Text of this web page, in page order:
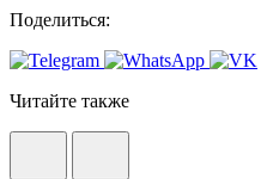
Поделиться:
Читайте также